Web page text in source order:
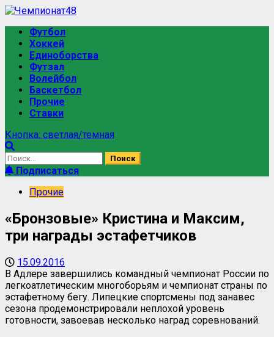
Футбол
Хоккей
Единоборства
Футзал
Волейбол
Баскетбол
Прочие
Ставки
Кнопка: светлая/темная
Подписаться
Прочие
«Бронзовые» Кристина и Максим,
три награды эстафетчиков
15.09.2016
В Адлере завершились командный чемпионат России по
легкоатлетическим многоборьям и чемпионат страны по
эстафетному бегу. Липецкие спортсмены под занавес
сезона продемонстрировали неплохой уровень
готовности, завоевав несколько наград соревнований.